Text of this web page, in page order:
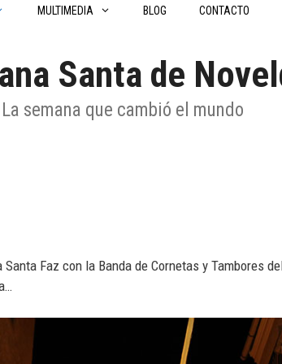
MULTIMEDIA BLOG CONTACTO
Santa de
La semana que cambió el mundo
Faz con la Banda de Cornetas y Tambores